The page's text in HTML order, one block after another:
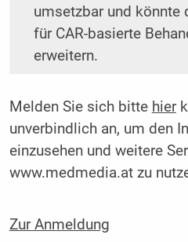
umsetzbar und könnte
für CAR-basierte
erweitern.
Melden Sie sich bitte hier
unverbindlich an, um den
einzusehen und weitere
www.medmedia.at zu
Zur Anmeldung